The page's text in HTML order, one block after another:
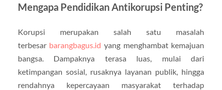
Mengapa Pendidikan Antikorupsi Penting?
Korupsi merupakan salah satu masalah
terbesar barangbagus.id yang menghambat kemajuan
bangsa. Dampaknya terasa luas, mulai dari
ketimpangan sosial, rusaknya layanan publik, hingga
rendahnya kepercayaan masyarakat terhadap